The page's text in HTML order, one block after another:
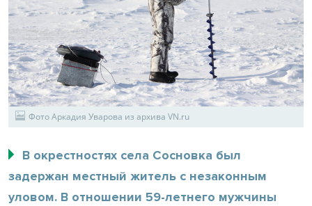
Фото Аркадия Уварова из архива VN.ru
В окрестностях села Сосновка был
задержан местный житель с незаконным
уловом. В отношении 59-летнего мужчины